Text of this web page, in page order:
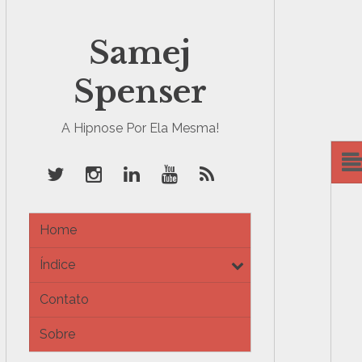
Samej
Spenser
A Hipnose Por Ela Mesma!
Home
Índice
e
x
Contato
Sobre